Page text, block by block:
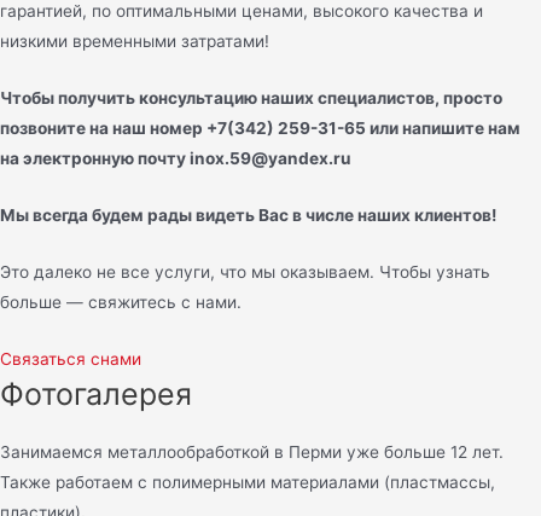
гарантией, по оптимальными ценами, высокого качества и
низкими временными затратами!
Чтобы получить консультацию наших специалистов, просто
позвоните на наш номер +7(342) 259-31-65 или напишите нам
на электронную почту inox.59@yandex.ru
Мы всегда будем рады видеть Вас в числе наших клиентов!
Это далеко не все услуги, что мы оказываем. Чтобы узнать
больше — свяжитесь с нами.
Связаться снами
Фотогалерея
Занимаемся металлообработкой в Перми уже больше 12 лет.
Также работаем с полимерными материалами (пластмассы,
пластики).